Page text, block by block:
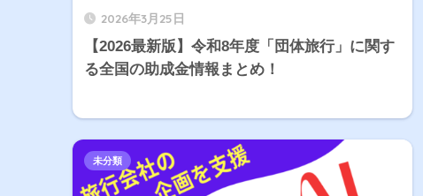
2026年3月25日
【2026最新版】令和8年度「団体旅行」に関す
る全国の助成金情報まとめ！
未分類